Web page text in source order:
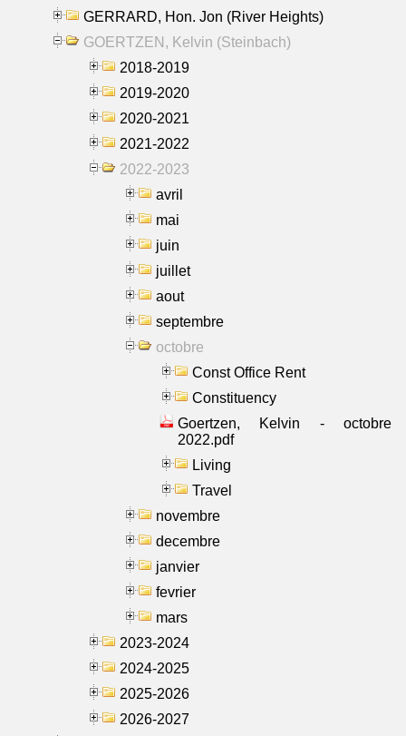
GERRARD, Hon. Jon (River Heights)
GOERTZEN, Kelvin (Steinbach)
2018-2019
2019-2020
2020-2021
2021-2022
2022-2023
avril
mai
juin
juillet
aout
septembre
octobre
Const Office Rent
Constituency
Goertzen, Kelvin - octobre
2022.pdf
Living
Travel
novembre
decembre
janvier
fevrier
mars
2023-2024
2024-2025
2025-2026
2026-2027